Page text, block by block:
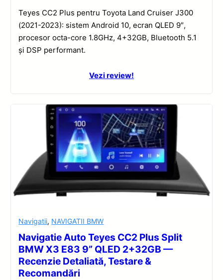
Teyes CC2 Plus pentru Toyota Land Cruiser J300
(2021-2023): sistem Android 10, ecran QLED 9″,
procesor octa-core 1.8GHz, 4+32GB, Bluetooth 5.1
și DSP performant.
Vezi review!
Navigatii, NAVIGATII BMW
Navigatie Auto Teyes CC2 Plus Split
BMW X3 E83 9” QLED 2+32GB —
Recenzie Detaliată, Testare &
Recomandări